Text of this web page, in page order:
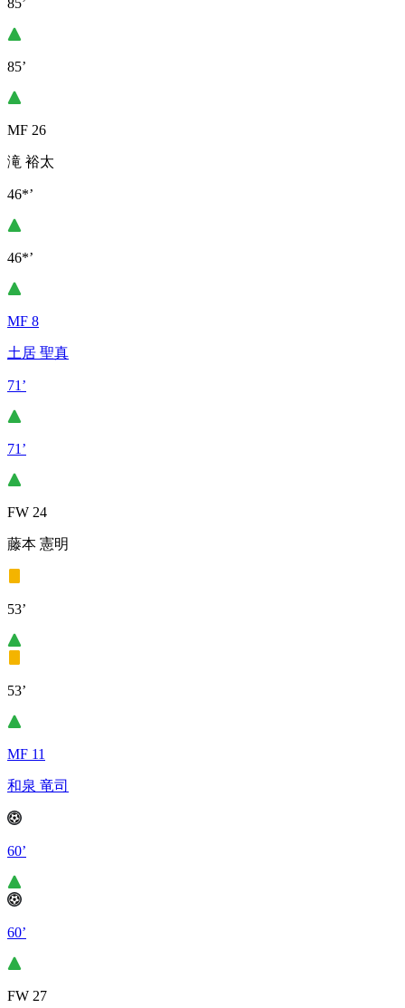
85’
85’
MF 26
滝 裕太
46*’
46*’
MF 8
土居 聖真
71’
71’
FW 24
藤本 憲明
53’
53’
MF 11
和泉 竜司
60’
60’
FW 27